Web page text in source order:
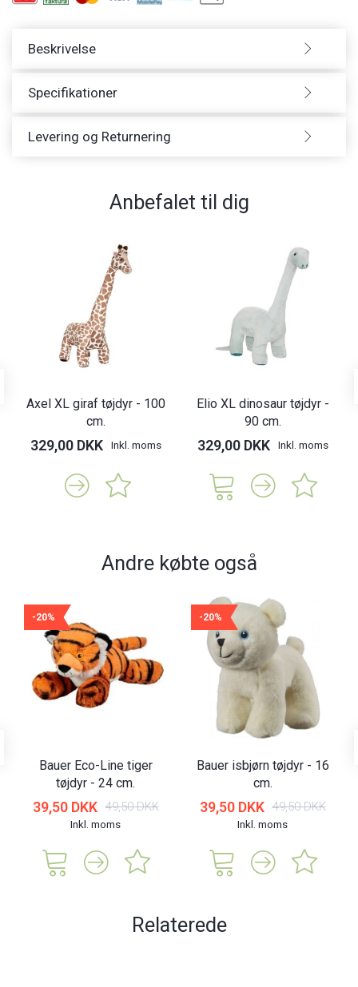
Beskrivelse
Specifikationer
Levering og Returnering
Anbefalet til dig
Axel XL giraf tøjdyr - 100
cm.
329,00 DKK Inkl. moms
Elio XL dinosaur tøjdyr -
90 cm.
329,00 DKK Inkl. moms
Andre købte også
-20%
Bauer Eco-Line tiger
tøjdyr - 24 cm.
39,50 DKK 49,50 DKK
Inkl. moms
-20%
Bauer isbjørn tøjdyr - 16
cm.
39,50 DKK 49,50 DKK
Inkl. moms
Relaterede